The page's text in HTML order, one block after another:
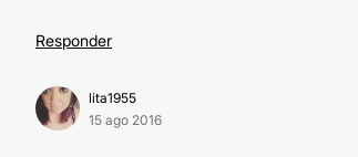
Responder
lita1955
15 ago 2016